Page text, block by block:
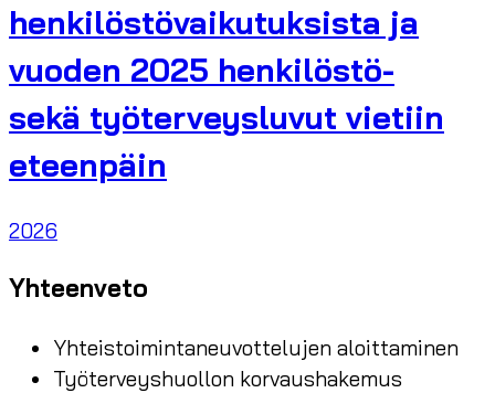
henkilöstövaikutuksista ja
vuoden 2025 henkilöstö-
sekä työterveysluvut vietiin
eteenpäin
2026
Yhteenveto
Yhteistoimintaneuvottelujen aloittaminen
Työterveyshuollon korvaushakemus